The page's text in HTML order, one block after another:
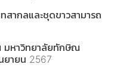
ากลและชุดขาวสามารถ
หาวิทยาลัยทักษิณ
ยายน 2567